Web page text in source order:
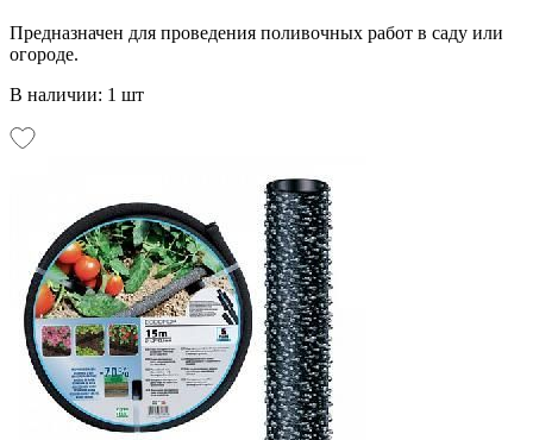
Предназначен для проведения поливочных работ в саду или
огороде.
В наличии: 1 шт